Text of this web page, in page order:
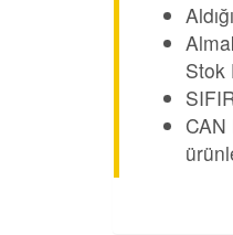
Stok
CAN